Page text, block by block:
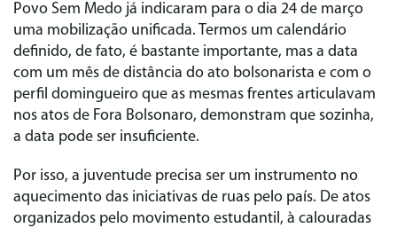
Povo Sem Medo já indicaram para o dia 24 de março
uma mobilização unificada. Termos um calendário
definido, de fato, é bastante importante, mas a data
com um mês de distância do ato bolsonarista e com o
perfil domingueiro que as mesmas frentes articulavam
nos atos de Fora Bolsonaro, demonstram que sozinha,
a data pode ser insuficiente.
Por isso, a juventude precisa ser um instrumento no
aquecimento das iniciativas de ruas pelo país. De atos
organizados pelo movimento estudantil, à calouradas